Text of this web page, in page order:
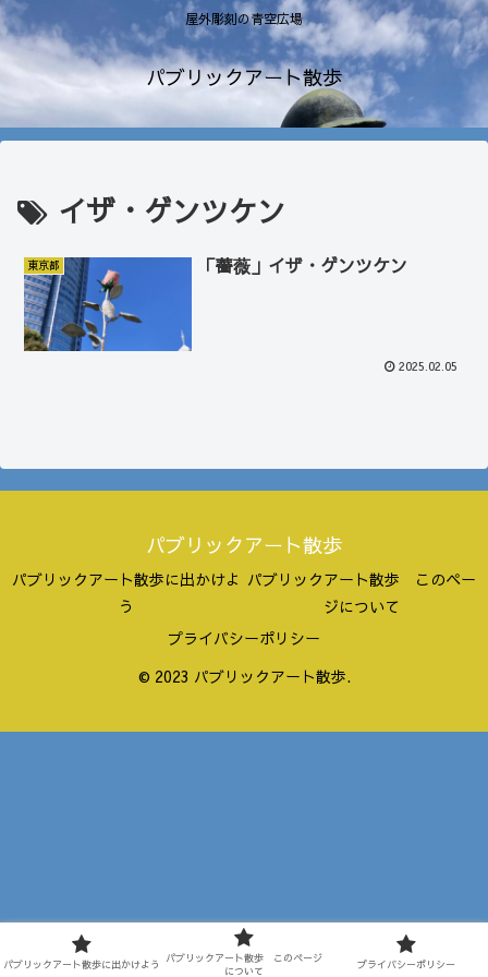
屋外彫刻の青空広場
パブリックアート散歩
イザ・ゲンツケン
東京都 「薔薇」イザ・ゲンツケン
2025.02.05
パブリックアート散歩
パブリックアート散歩に出かけよ
う
パブリックアート散歩 このペー
ジについて
プライバシーポリシー
© 2023 パブリックアート散歩.
パブリックアート散歩に出かけよう
パブリックアート散歩 このページ
について
プライバシーポリシー